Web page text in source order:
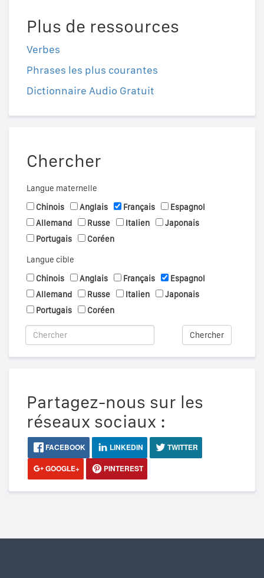
Plus de ressources
Verbes
Phrases les plus courantes
Dictionnaire Audio Gratuit
Chercher
Langue maternelle
Chinois
Anglais Français
Espagnol
Allemand
Russe Italien
Japonais
Portugais
Coréen
Langue cible
Chinois
Anglais Français
Espagnol
Allemand
Russe Italien
Japonais
Portugais
Coréen
Chercher
Partagez-nous sur les
réseaux sociaux :
FACEBOOK LINKEDIN
TWITTER
GOOGLE+
PINTEREST